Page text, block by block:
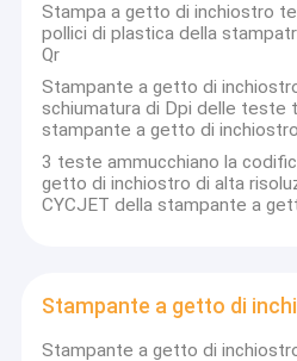
Stampa a getto di inchiostro
pollici di plastica della
Qr
Stampante a getto di
schiumatura di Dpi delle teste
stampante a getto di
3 teste ammucchiano la
getto di inchiostro di alta
CYCJET della stampante a
Stampante a getto di
Stampante a getto di